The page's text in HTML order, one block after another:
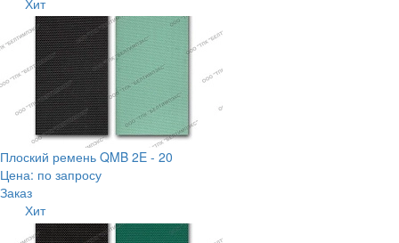
Плоский ремень QMB 2E - 20
Цена: по запросу
Заказ
Хит